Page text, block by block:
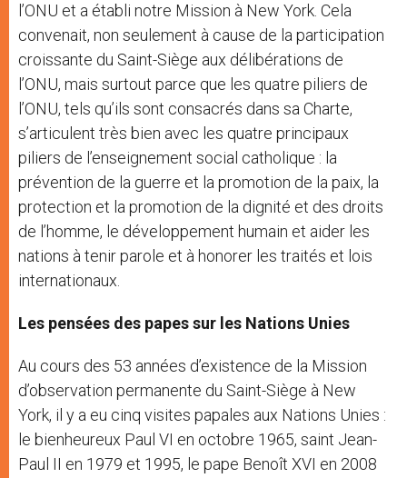
l’ONU et a établi notre Mission à New York. Cela
convenait, non seulement à cause de la participation
croissante du Saint-Siège aux délibérations de
l’ONU, mais surtout parce que les quatre piliers de
l’ONU, tels qu’ils sont consacrés dans sa Charte,
s’articulent très bien avec les quatre principaux
piliers de l’enseignement social catholique : la
prévention de la guerre et la promotion de la paix, la
protection et la promotion de la dignité et des droits
de l’homme, le développement humain et aider les
nations à tenir parole et à honorer les traités et lois
internationaux.
Les pensées des papes sur les Nations Unies
Au cours des 53 années d’existence de la Mission
d’observation permanente du Saint-Siège à New
York, il y a eu cinq visites papales aux Nations Unies :
le bienheureux Paul VI en octobre 1965, saint Jean-
Paul II en 1979 et 1995, le pape Benoît XVI en 2008